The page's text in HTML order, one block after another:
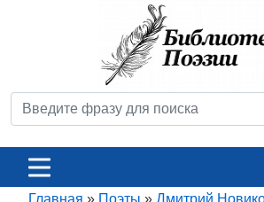
Главная » Поэты » Дмитрий